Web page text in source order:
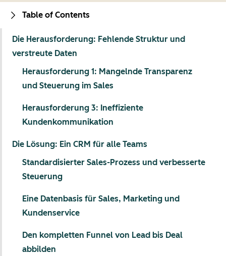
Table of Contents
Die Herausforderung: Fehlende Struktur und
verstreute Daten
Herausforderung 1: Mangelnde Transparenz
und Steuerung im Sales
Herausforderung 3: Ineffiziente
Kundenkommunikation
Die Lösung: Ein CRM für alle Teams
Standardisierter Sales-Prozess und verbesserte
Steuerung
Eine Datenbasis für Sales, Marketing und
Kundenservice
Den kompletten Funnel von Lead bis Deal
abbilden